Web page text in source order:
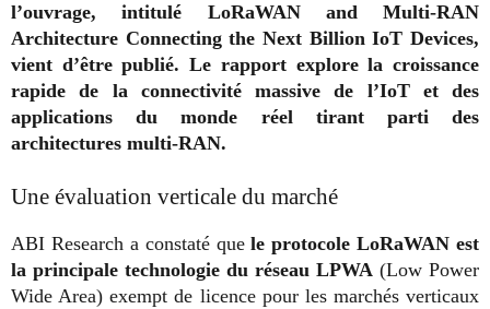
l’ouvrage, intitulé LoRaWAN and Multi-RAN
Architecture Connecting the Next Billion IoT Devices,
vient d’être publié. Le rapport explore la croissance
rapide de la connectivité massive de l’IoT et des
applications du monde réel tirant parti des
architectures multi-RAN.
Une évaluation verticale du marché
ABI Research a constaté quele protocole LoRaWAN est
la principale technologie du réseau LPWA (Low Power
Wide Area) exempt de licence pour les marchés verticaux